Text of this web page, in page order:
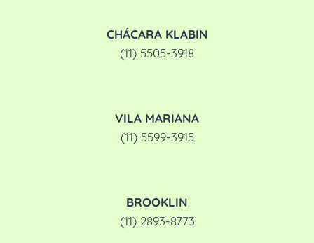
CHÁCARA KLABIN
(11) 5505-3918
VILA MARIANA
(11) 5599-3915
BROOKLIN
(11) 2893-8773